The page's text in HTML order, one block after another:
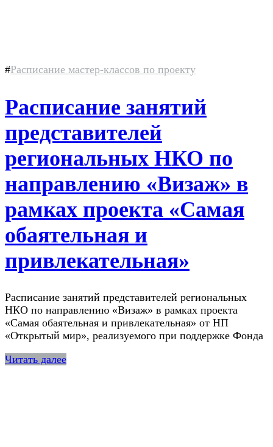
#Расписание мастер-классов по проекту
Расписание занятий
представителей
региональных НКО по
направлению «Визаж» в
рамках проекта «Самая
обаятельная и
привлекательная»
Расписание занятий представителей региональных
НКО по направлению «Визаж» в рамках проекта
«Самая обаятельная и привлекательная» от НП
«Открытый мир», реализуемого при поддержке Фонда
Читать далее